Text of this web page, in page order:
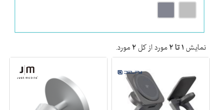
نمایش ۱ تا ۲ مورد از کل ۲ مورد.